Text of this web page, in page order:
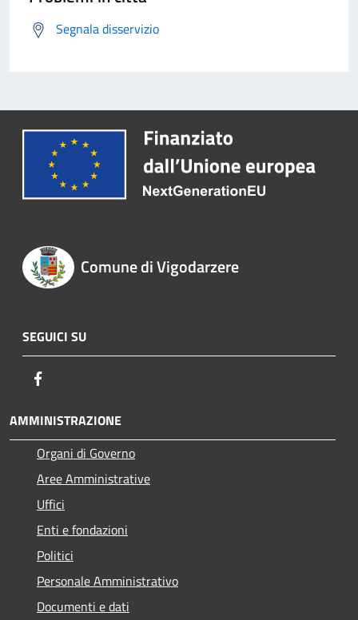
Segnala disservizio
Comune di Vigodarzere
SEGUICI SU
AMMINISTRAZIONE
Organi di Governo
Aree Amministrative
Uffici
Enti e fondazioni
Politici
Personale Amministrativo
Documenti e dati